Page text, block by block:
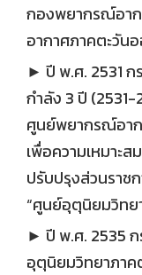
กองพยากรณ์อาก
อากาศภาคตะวัน
► ปี พ.ศ. 2531
กำลัง 3 ปี
ศูนย์พยากรณ์อาก
เพื่อความเหมาะ
ปรับปรุงส่วนราช
“ศูนย์อุตุนิยมวิทย
► ปี พ.ศ. 2535
อุตุนิยมวิทยาภาค